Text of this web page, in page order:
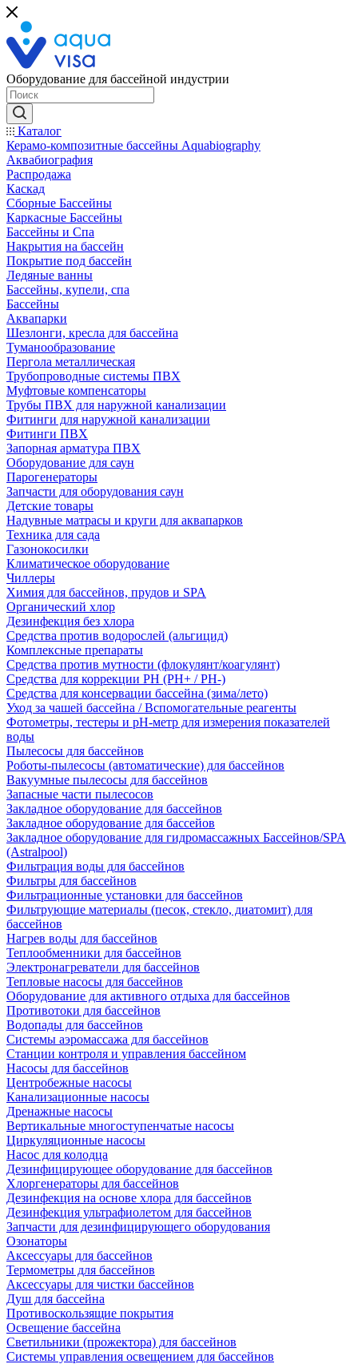
Оборудование для бассейной индустрии
Каталог
Керамо-композитные бассейны Aquabiography
Аквабиография
Распродажа
Каскад
Сборные Бассейны
Каркасные Бассейны
Бассейны и Спа
Накрытия на бассейн
Покрытие под бассейн
Ледяные ванны
Бассейны, купели, спа
Бассейны
Аквапарки
Шезлонги, кресла для бассейна
Туманообразование
Пергола металлическая
Трубопроводные системы ПВХ
Муфтовые компенсаторы
Трубы ПВХ для наружной канализации
Фитинги для наружной канализации
Фитинги ПВХ
Запорная арматура ПВХ
Оборудование для саун
Парогенераторы
Запчасти для оборудования саун
Детские товары
Надувные матрасы и круги для аквапарков
Техника для сада
Газонокосилки
Климатическое оборудование
Чиллеры
Химия для бассейнов, прудов и SPA
Органический хлор
Дезинфекция без хлора
Средства против водорослей (альгицид)
Комплексные препараты
Средства против мутности (флокулянт/коагулянт)
Средства для коррекции PH (PH+ / PH-)
Средства для консервации бассейна (зима/лето)
Уход за чашей бассейна / Вспомогательные реагенты
Фотометры, тестеры и рН-метр для измерения показателей
воды
Пылесосы для бассейнов
Роботы-пылесосы (автоматические) для бассейнов
Вакуумные пылесосы для бассейнов
Запасные части пылесосов
Закладное оборудование для бассейнов
Закладное оборудование для бассейов
Закладное оборудование для гидромассажных Бассейнов/SPA
(Astralpool)
Фильтрация воды для бассейнов
Фильтры для бассейнов
Фильтрационные установки для бассейнов
Фильтрующие материалы (песок, стекло, диатомит) для
бассейнов
Нагрев воды для бассейнов
Теплообменники для бассейнов
Электронагреватели для бассейнов
Тепловые насосы для бассейнов
Оборудование для активного отдыха для бассейнов
Противотоки для бассейнов
Водопады для бассейнов
Системы аэромассажа для бассейнов
Станции контроля и управления бассейном
Насосы для бассейнов
Центробежные насосы
Канализационные насосы
Дренажные насосы
Вертикальные многоступенчатые насосы
Циркуляционные насосы
Насос для колодца
Дезинфицирующее оборудование для бассейнов
Хлоргенераторы для бассейнов
Дезинфекция на основе хлора для бассейнов
Дезинфекция ультрафиолетом для бассейнов
Запчасти для дезинфицирующего оборудования
Озонаторы
Аксессуары для бассейнов
Термометры для бассейнов
Аксессуары для чистки бассейнов
Душ для бассейна
Противоскользящие покрытия
Освещение бассейна
Светильники (прожектора) для бассейнов
Системы управления освещением для бассейнов